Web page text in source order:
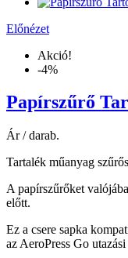
Előnézet
Akció!
-4%
Papírszűrő
Ár / darab.
Tartalék műanyag
A papírszűrőket
előtt.
Ez a csere sapka
az AeroPress Go